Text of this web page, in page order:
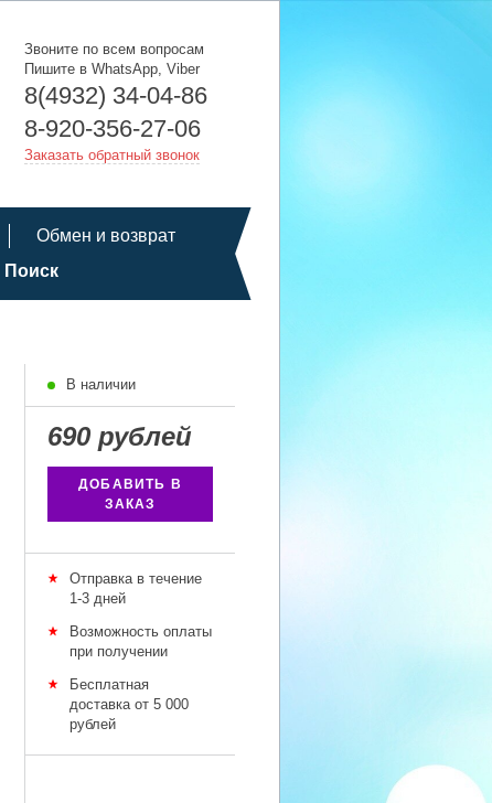
Звоните по всем вопросам
Пишите в WhatsApp, Viber
8(4932) 34-04-86
8-920-356-27-06
Заказать обратный звонок
Обмен и возврат
Поиск
В наличии
690 рублей
ДОБАВИТЬ В
ЗАКАЗ
Отправка в течение
1-3 дней
Возможность оплаты
при получении
Бесплатная
доставка от 5 000
рублей